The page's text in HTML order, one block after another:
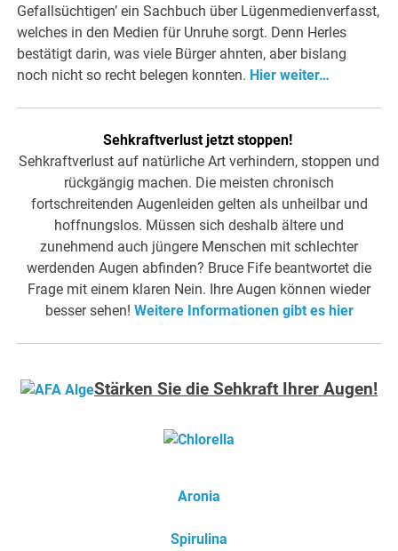
Gefallsüchtigen’ ein Sachbuch über Lügenmedienverfasst,
welches in den Medien für Unruhe sorgt. Denn Herles
bestätigt darin, was viele Bürger ahnten, aber bislang
noch nicht so recht belegen konnten. Hier weiter…
Sehkraftverlust jetzt stoppen!
Sehkraftverlust auf natürliche Art verhindern, stoppen und
rückgängig machen. Die meisten chronisch
fortschreitenden Augenleiden gelten als unheilbar und
hoffnungslos. Müssen sich deshalb ältere und
zunehmend auch jüngere Menschen mit schlechter
werdenden Augen abfinden? Bruce Fife beantwortet die
Frage mit einem klaren Nein. Ihre Augen können wieder
besser sehen! Weitere Informationen gibt es hier
Stärken Sie die Sehkraft Ihrer Augen!
Aronia
Spirulina